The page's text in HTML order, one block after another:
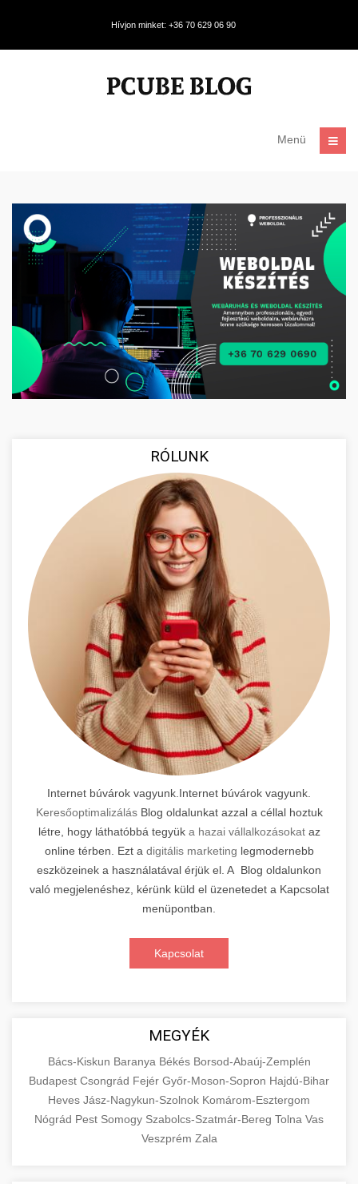
Hívjon minket: +36 70 629 06 90
Menü
RÓLUNK
Internet búvárok vagyunk.Internet búvárok vagyunk.
KeresőoptimalizálásBlog oldalunkat azzal a céllal hoztuk
létre, hogy láthatóbbá tegyük a hazai vállalkozásokataz
online térben. Ezt a digitális marketing legmodernebb
eszközeinek a használatával érjük el. A Blog oldalunkon
való megjelenéshez, kérünk küld el üzenetedet a Kapcsolat
menüpontban.
Kapcsolat
MEGYÉK
Bács-Kiskun Baranya Békés Borsod-Abaúj-Zemplén
Budapest Csongrád Fejér Győr-Moson-Sopron Hajdú-Bihar
Heves Jász-Nagykun-Szolnok Komárom-Esztergom
Nógrád Pest Somogy Szabolcs-Szatmár-Bereg Tolna Vas
Veszprém Zala